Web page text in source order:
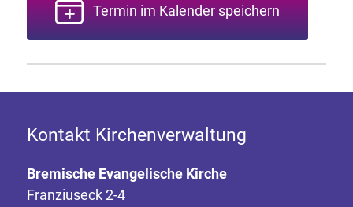
Termin im Kalender speichern
Kontakt Kirchenverwaltung
Bremische Evangelische Kirche
Franziuseck 2-4